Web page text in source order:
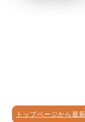
トップページから最